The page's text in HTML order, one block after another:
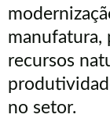
manufatura,
recursos
no setor.